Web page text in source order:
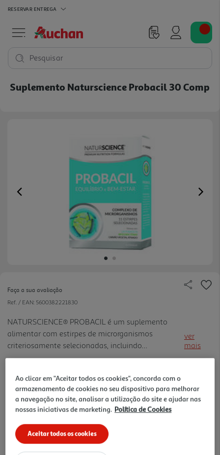
RESERVAR ENTREGA
Pesquisar
Suplemento Naturscience Probacil 30 Comp
Previous
Faça a sua avaliação
Ref. / EAN: 5600382221830
NATURSCIENCE® PROBACIL é um suplemento
alimentar com estirpes de microrganismos
criteriosamente selecionadas, incluindo
Saccharomyces cerevisiae, Bifidobacterium longum
ainda Carvão vegetal ativado e óleos e ssenciais de
Mentha arvensis e Funcho.
ver
mais
8,29 €
Notas de preparação
Ao clicar em "Aceitar todos os cookies", concorda com o
armazenamento de cookies no seu dispositivo para melhorar
a navegação no site, analisar a utilização do site e ajudar nas
nossas iniciativas de marketing. Política de Cookies
Aceitar todos os cookies